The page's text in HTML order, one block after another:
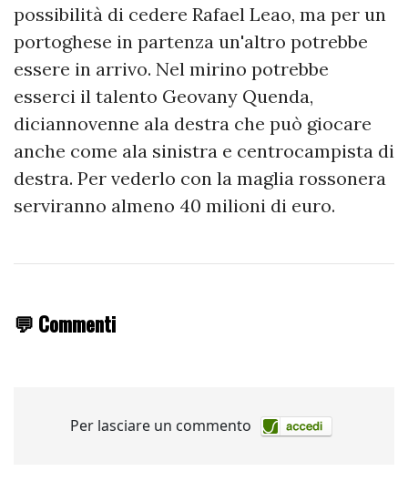
possibilità di cedere Rafael Leao, ma per un
portoghese in partenza un'altro potrebbe
essere in arrivo. Nel mirino potrebbe
esserci il talento Geovany Quenda,
diciannovenne ala destra che può giocare
anche come ala sinistra e centrocampista di
destra. Per vederlo con la maglia rossonera
serviranno almeno 40 milioni di euro.
💬 Commenti